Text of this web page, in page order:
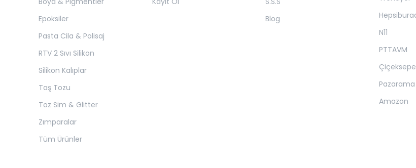
Epoksiler
Pasta Cila & Polisaj
RTV 2 Sıvı Silikon
Silikon Kalıplar
Taş Tozu
Toz Sim & Glitter
Zımparalar
Tüm Ürünler
Blog
N11
PTTAVM
Pazarama
Amazon